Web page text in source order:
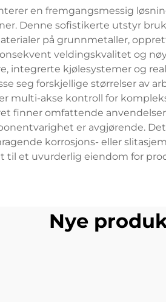
en fremgangsmessig
Denne sofistikerte utstyr
på grunnmetaller,
veldingskvalitet og
integrerte kjølesystemer og
seg forskjellige størrelser av
multi-akse kontroll for
finner omfattende
er avgjørende.
korrosjons- eller
til et uvurderlig eiendom for
Nye